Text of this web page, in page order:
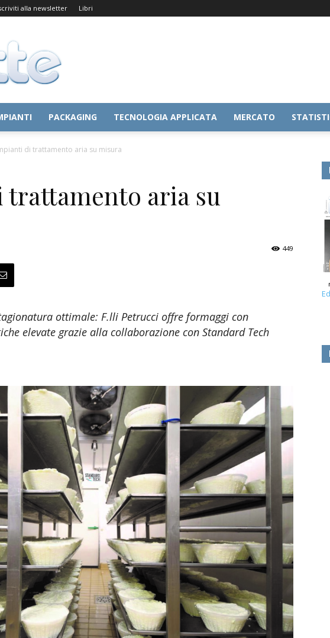
alla newsletter Libri
PACKAGING TECNOLOGIA APPLICATA MERCATO
di trattamento aria su misura
aria su
449
ottimale: F.lli Petrucci offre formaggi con
elevate grazie alla collaborazione con Standard Tech